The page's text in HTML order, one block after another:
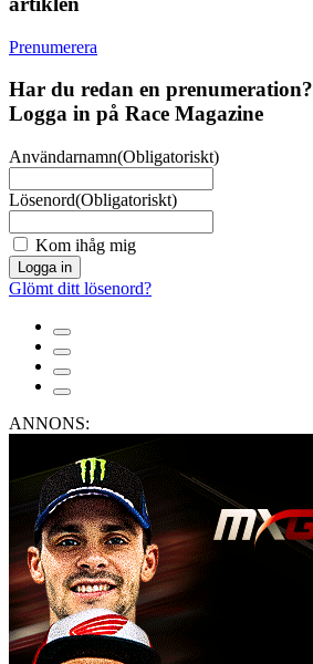
Prenumerera
Har du redan en prenumeration?
Logga in på Race Magazine
Användarnamn(Obligatoriskt)
Lösenord(Obligatoriskt)
Kom ihåg mig
Logga in
Glömt ditt lösenord?
ANNONS: